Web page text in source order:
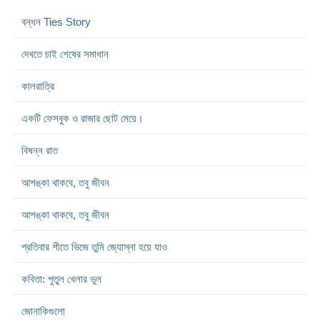
বন্ধন Ties Story
দেখতে চাই শেষের সমাধান
কালরাত্রি
একটি ফেসবুক ও রাজার ছোট মেয়ে।
বিষন্ন রাত
আশঙ্কা থাকবে, তবু জীবন
আশঙ্কা থাকবে, তবু জীবন
প্রতিবার শীতে ভিজে তুমি জ্যোস্না হয়ে যাও
কবিতা: পুতুল খেলার ভুল
জোনাকিগুলো